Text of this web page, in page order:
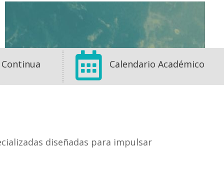
 Calendario Académico
diseñadas para impulsar